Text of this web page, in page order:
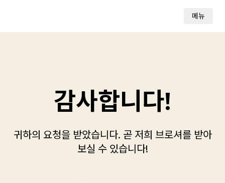
메뉴
감사합니다!
귀하의 요청을 받았습니다. 곧 저희 브로셔를 받아
보실 수 있습니다!